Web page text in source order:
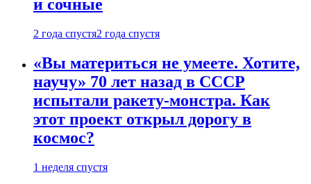
и сочные
2 года спустя2 года спустя
«Вы материться не умеете. Хотите,
научу» 70 лет назад в СССР
испытали ракету-монстра. Как
этот проект открыл дорогу в
космос?
1 неделя спустя